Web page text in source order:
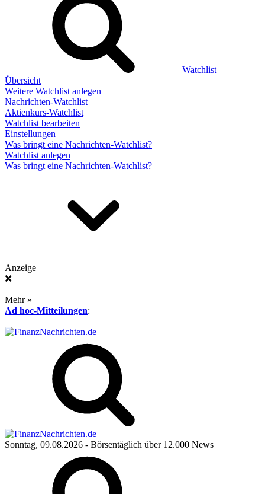
Watchlist
Übersicht
Weitere Watchlist anlegen
Nachrichten-Watchlist
Aktienkurs-Watchlist
Watchlist bearbeiten
Einstellungen
Was bringt eine Nachrichten-Watchlist?
Watchlist anlegen
Was bringt eine Nachrichten-Watchlist?
Anzeige
❌
Mehr »
Ad hoc-Mitteilungen:
Sonntag, 09.08.2026 - Börsentäglich über 12.000 News